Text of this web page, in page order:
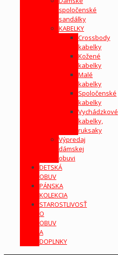
spoločenské
sandálky
KABELKY
Crossbody
kabelky
Kožené
kabelky
Malé
kabelky
Spoločenské
kabelky
Vychádzkové
kabelky,
ruksaky
Výpredaj
dámskej
obuvi
DETSKÁ
OBUV
PÁNSKA
KOLEKCIA
STAROSTLIVOSŤ
O
OBUV
A
DOPLNKY